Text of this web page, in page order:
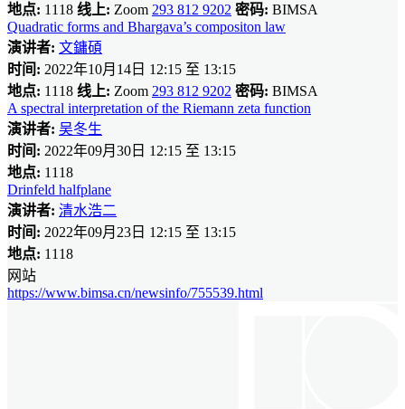
地点: 1118 线上: Zoom 293 812 9202 密码: BIMSA
Quadratic forms and Bhargava’s compositon law
演讲者: 文鏞碩
时间: 2022年10月14日 12:15 至 13:15
地点: 1118 线上: Zoom 293 812 9202 密码: BIMSA
A spectral interpretation of the Riemann zeta function
演讲者: 吴冬生
时间: 2022年09月30日 12:15 至 13:15
地点: 1118
Drinfeld halfplane
演讲者: 清水浩二
时间: 2022年09月23日 12:15 至 13:15
地点: 1118
网站
https://www.bimsa.cn/newsinfo/755539.html